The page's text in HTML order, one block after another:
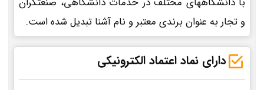
و تجار به عنوان برندی معتبر و نام آشنا تبدیل شده است.
دارای نماد اعتماد الکترونیکی